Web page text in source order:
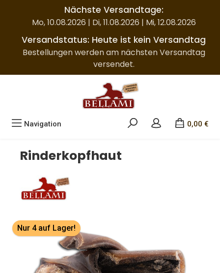
Zum Hauptinhalt springenNächste Versandtage:
Mo, 10.08.2026 | Di, 11.08.2026 | Mi, 12.08.2026
Versandstatus: Heute ist kein Versandtag
Bestellungen werden am nächsten Versandtag
versendet.
Navigation 0,00 €
Rinderkopfhaut
Bildergalerie überspringen
Nur 4 auf Lager!